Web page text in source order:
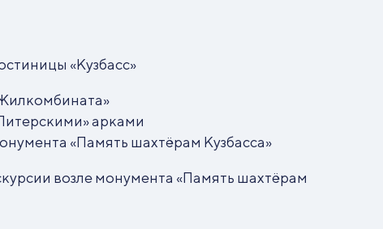
«Кузбасс»
арками
«Память шахтёрам Кузбасса»
возле монумента «Память шахтёрам